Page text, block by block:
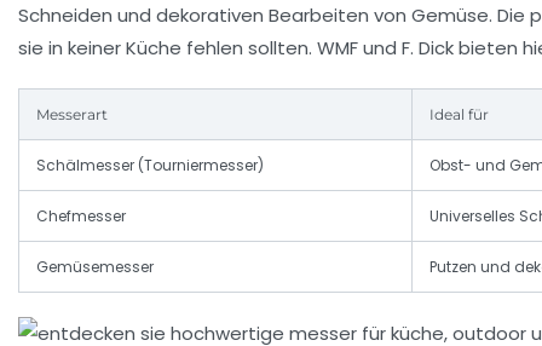
Schneiden und dekorativen Bearbeiten von Gemüse. Die
sie in keiner Küche fehlen sollten. WMF und F. Dick
Messerart Ideal für
Schälmesser (Tourniermesser) Obst- und
Chefmesser Universelles
Gemüsemesser Putzen und